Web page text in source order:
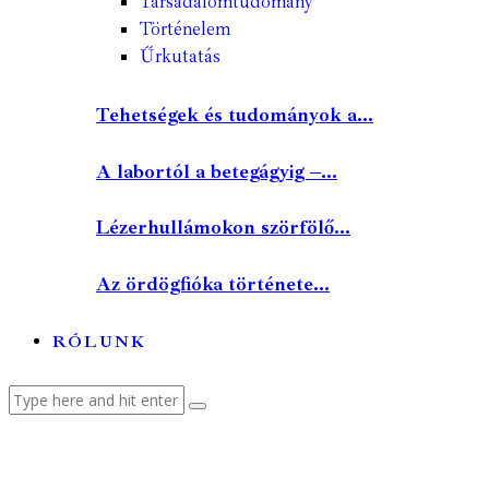
Történelem
Űrkutatás
Tehetségek és tudományok a...
A labortól a betegágyig –...
Lézerhullámokon szörfölő...
Az ördögfióka története...
RÓLUNK